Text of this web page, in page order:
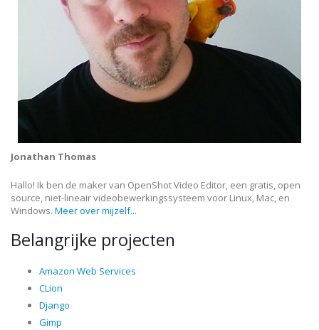
Jonathan Thomas
Hallo! Ik ben de maker van OpenShot Video Editor, een gratis, open
source, niet-lineair videobewerkingssysteem voor Linux, Mac, en
Windows. Meer over mijzelf...
Belangrijke projecten
Amazon Web Services
CLion
Django
Gimp